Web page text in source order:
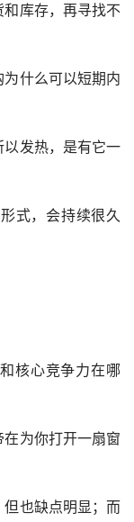
库存，再寻找不
什么可以短期内
发热，是有它一
式，会持续很久
核心竞争力在哪
为你打开一扇窗
也缺点明显；而